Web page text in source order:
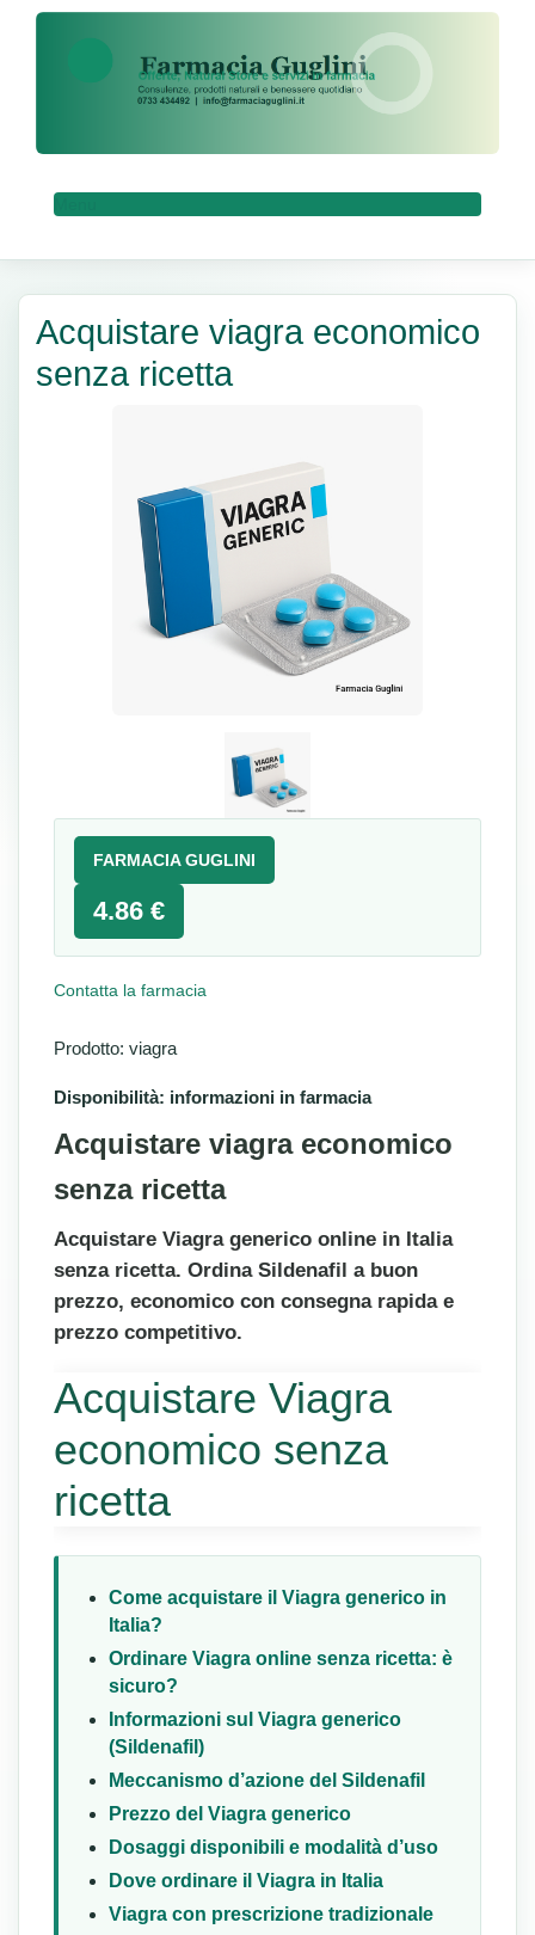
Acquistare viagra economico
senza ricetta
FARMACIA GUGLINI
4.86 €
Contatta la farmacia
Prodotto: viagra
Disponibilità: informazioni in farmacia
Acquistare viagra economico
senza ricetta
Acquistare Viagra generico online in Italia
senza ricetta. Ordina Sildenafil a buon
prezzo, economico con consegna rapida e
prezzo competitivo.
Acquistare Viagra
economico senza
ricetta
Come acquistare il Viagra generico in
Italia?
Ordinare Viagra online senza ricetta: è
sicuro?
Informazioni sul Viagra generico
(Sildenafil)
Meccanismo d’azione del Sildenafil
Prezzo del Viagra generico
Dosaggi disponibili e modalità d’uso
Dove ordinare il Viagra in Italia
Viagra con prescrizione tradizionale